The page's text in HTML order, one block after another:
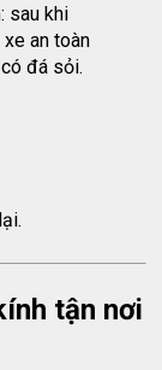
sau khi
an toàn
đá sỏi.
tận nơi